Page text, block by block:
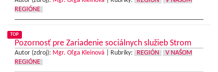
REGIÓNE
TOP
Pozornosť pre Zariadenie sociálnych služieb Strom
Autor (zdroj): Mgr. Oľga Kleinová Rubriky: REGIÓN
V NAŠOM
REGIÓNE